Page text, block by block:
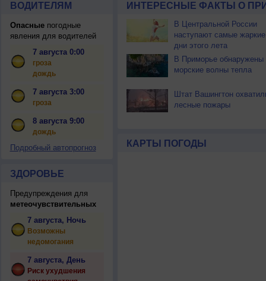
ВОДИТЕЛЯМ
Опасныепогодные
явления для водителей
7 августа 0:00
гроза
дождь
7 августа 3:00
гроза
8 августа 9:00
дождь
Подробный автопрогноз
ЗДОРОВЬЕ
Предупреждения для
метеочувствительных
7 августа, Ночь
Возможны
недомогания
7 августа, День
Риск ухудшения
ИНТЕРЕСНЫЕ ФАКТЫ О
В Центральной России
наступают самые жаркие
дни этого лета
В Приморье обнаружены
морские волны тепла
Штат Вашингтон
лесные пожары
КАРТЫ ПОГОДЫ